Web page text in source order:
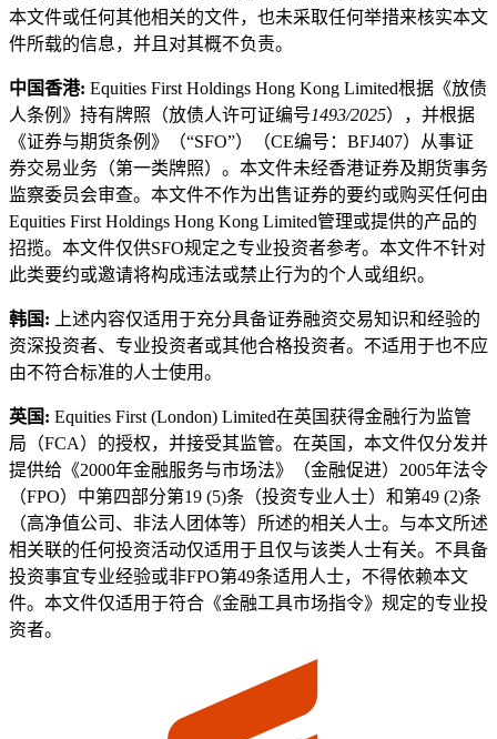
本文件或任何其他相关的文件，也未采取任何举措来核实本文
件所载的信息，并且对其概不负责。
中国香港: Equities First Holdings Hong Kong Limited根据《放债
人条例》持有牌照（放债人许可证编号1493/2025），并根据
《证券与期货条例》（“SFO”）（CE编号：BFJ407）从事证
券交易业务（第一类牌照）。本文件未经香港证券及期货事务
监察委员会审查。本文件不作为出售证券的要约或购买任何由
Equities First Holdings Hong Kong Limited管理或提供的产品的
招揽。本文件仅供SFO规定之专业投资者参考。本文件不针对
此类要约或邀请将构成违法或禁止行为的个人或组织。
韩国: 上述内容仅适用于充分具备证券融资交易知识和经验的
资深投资者、专业投资者或其他合格投资者。不适用于也不应
由不符合标准的人士使用。
英国: Equities First (London) Limited在英国获得金融行为监管
局（FCA）的授权，并接受其监管。在英国，本文件仅分发并
提供给《2000年金融服务与市场法》（金融促进）2005年法令
（FPO）中第四部分第19 (5)条（投资专业人士）和第49 (2)条
（高净值公司、非法人团体等）所述的相关人士。与本文所述
相关联的任何投资活动仅适用于且仅与该类人士有关。不具备
投资事宜专业经验或非FPO第49条适用人士，不得依赖本文
件。本文件仅适用于符合《金融工具市场指令》规定的专业投
资者。